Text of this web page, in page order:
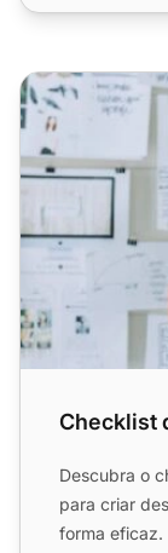
Checklist de
Checklist
Descubra o
para criar
forma eficaz.